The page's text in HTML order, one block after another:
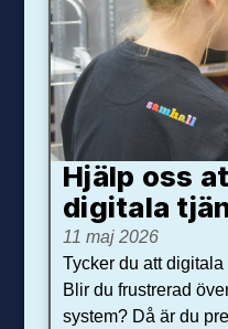
Hjälp oss
digitala
11 maj 2026
Tycker du att
Blir du frustrerad
system? Då är du